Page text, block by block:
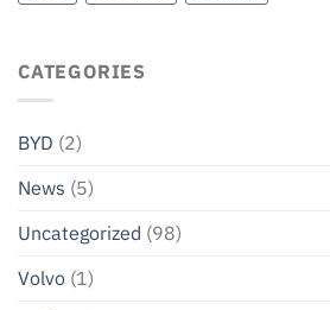
CATEGORIES
BYD (2)
News (5)
Uncategorized (98)
Volvo (1)